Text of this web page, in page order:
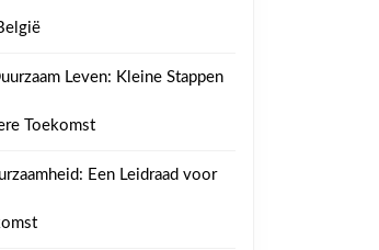
Leven: Kleine Stappen
Toekomst
Een Leidraad voor